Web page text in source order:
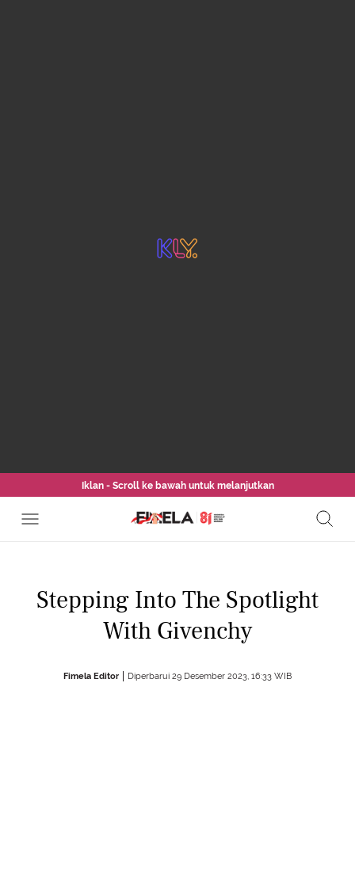
Iklan - Scroll ke bawah untuk melanjutkan
Stepping Into The Spotlight
With Givenchy
Fimela Editor Diperbarui 29 Desember 2023, 16:33 WIB